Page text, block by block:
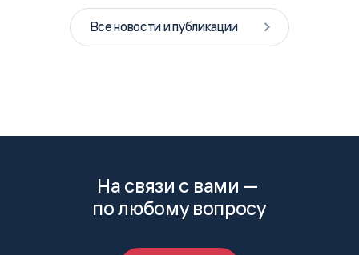
Все новости и публикации
На связи с вами —
по любому вопросу